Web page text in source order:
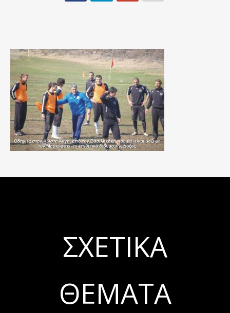
ΣΧΕΤΙΚΆ
ΘΈΜΑΤΑ